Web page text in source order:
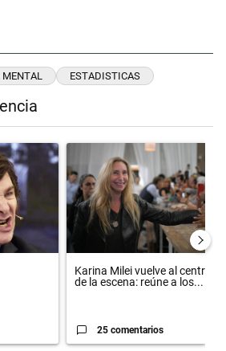
ESTADISTICAS
con el título "Yo, Milei" con 2 comentarios.
Un artículo de tendencia con el
Karina Milei vuelve al centro
de la escena: reúne a los...
25 comentarios